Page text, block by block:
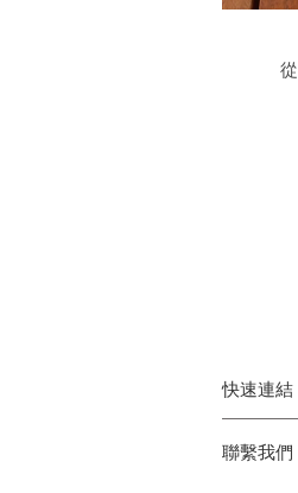
從
快速連結
聯繫我們